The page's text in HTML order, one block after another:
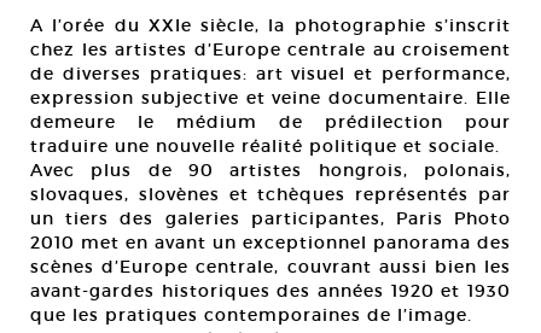
A l’orée du XXIe siècle, la photographie s’inscrit
chez les artistes d’Europe centrale au croisement
de diverses pratiques: art visuel et performance,
expression subjective et veine documentaire. Elle
demeure le médium de prédilection pour
traduire une nouvelle réalité politique et sociale.
Avec plus de 90 artistes hongrois, polonais,
slovaques, slovènes et tchèques représentés par
un tiers des galeries participantes, Paris Photo
2010 met en avant un exceptionnel panorama des
scènes d’Europe centrale, couvrant aussi bien les
avant-gardes historiques des années 1920 et 1930
que les pratiques contemporaines de l’image.